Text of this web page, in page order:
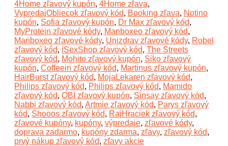
4Home zľavový kupón, 4Home zľava,
VypredajObliecok zľavový kód, Booking zľava, Notino
kupón, Sofia zľavový kupón, Dr Max zľavový kód,
MyProtein zľavové kódy, Manboxeo zľavový kód,
Manboxeo zľavové kódy, Unizdrav zľavové kódy, Robel
zľavový kód, iSexShop zľavový kód, The Streets
zľavový kód, Mohito zľavový kupón, Siko zľavový
kupón, Coffeein zľavový kód, Martinus zľavový kupón,
HairBurst zľavový kód, MojaLekaren zľavový kód,
Philips zľavový kód, Philips zľavový kód, Mamido
zľavový kód, OBI zľavový kupón, Sinsay zľavový kód,
Nabbi zľavový kód, Artmie zľavový kód, Parys zľavový
kód, Shooos zľavový kód, RajHraciek zľavový kód,
zľavové kupóny, kupóny, výpredaje, zľavové kódy,
doprava zadarmo, kupóny zdarma, zľavy, zľavový kód,
prvý nákup zľavový kód, zľavy akcie